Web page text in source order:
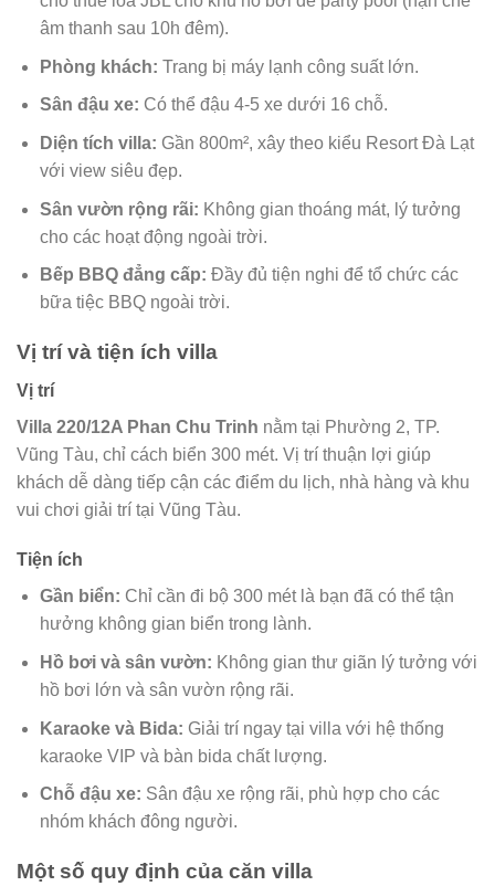
âm thanh sau 10h đêm).
Phòng khách: Trang bị máy lạnh công suất lớn.
Sân đậu xe: Có thể đậu 4-5 xe dưới 16 chỗ.
Diện tích villa: Gần 800m², xây theo kiểu Resort Đà Lạt
với view siêu đẹp.
Sân vườn rộng rãi: Không gian thoáng mát, lý tưởng
cho các hoạt động ngoài trời.
Bếp BBQ đẳng cấp: Đầy đủ tiện nghi để tổ chức các
bữa tiệc BBQ ngoài trời.
Vị trí và tiện ích villa
Vị trí
Villa 220/12A Phan Chu Trinh nằm tại Phường 2, TP.
Vũng Tàu, chỉ cách biển 300 mét. Vị trí thuận lợi giúp
khách dễ dàng tiếp cận các điểm du lịch, nhà hàng và khu
vui chơi giải trí tại Vũng Tàu.
Tiện ích
Gần biển: Chỉ cần đi bộ 300 mét là bạn đã có thể tận
hưởng không gian biển trong lành.
Hồ bơi và sân vườn: Không gian thư giãn lý tưởng với
hồ bơi lớn và sân vườn rộng rãi.
Karaoke và Bida: Giải trí ngay tại villa với hệ thống
karaoke VIP và bàn bida chất lượng.
Chỗ đậu xe: Sân đậu xe rộng rãi, phù hợp cho các
nhóm khách đông người.
Một số quy định của căn villa